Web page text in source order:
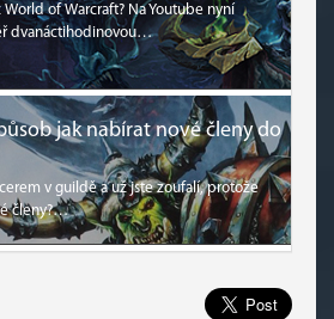
of Warcraft? Na Youtube nyní
dvanáctihodinovou…
jak nabírat nové členy do
v guildě a už jste zoufalí, protože
členy?…